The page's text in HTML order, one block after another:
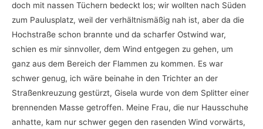
doch mit nassen Tüchern bedeckt los; wir wollten nach Süden
zum Paulusplatz, weil der verhältnismäßig nah ist, aber da die
Hochstraße schon brannte und da scharfer Ostwind war,
schien es mir sinnvoller, dem Wind entgegen zu gehen, um
ganz aus dem Bereich der Flammen zu kommen. Es war
schwer genug, ich wäre beinahe in den Trichter an der
Straßenkreuzung gestürzt, Gisela wurde von dem Splitter einer
brennenden Masse getroffen. Meine Frau, die nur Hausschuhe
anhatte, kam nur schwer gegen den rasenden Wind vorwärts,